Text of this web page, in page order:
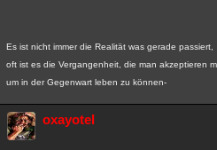
Es ist nicht immer die Realität was gerade passiert,
oft ist es die Vergangenheit, die man akzeptieren
um in der Gegenwart leben zu können-
oxayotel